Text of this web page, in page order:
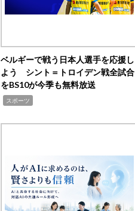
ベルギーで戦う日本人選手を応援し
よう シント＝トロイデン戦全試合
をBS10が今季も無料放送
スポーツ